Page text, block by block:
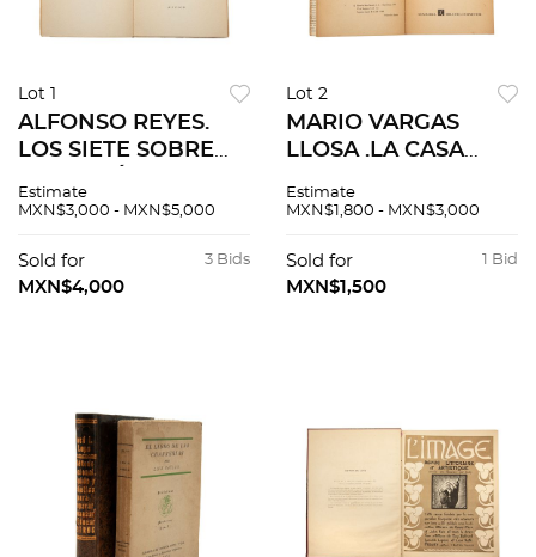
Lot 1
ALFONSO REYES.
LOS SIETE SOBRE
EDICIONES
Primera edición.
Dedicado y firmado
Estimate
MXN$3,000 - MXN$5,000
3 Bids
Sold for
MXN$4,000
Lot 2
MARIO VARGAS
LLOSA .LA CASA
BARCELONA: SEIX
Primera edición.
Segunda novela del
Estimate
MXN$1,800 - MXN$3,000
1 Bid
Sold for
MXN$1,500